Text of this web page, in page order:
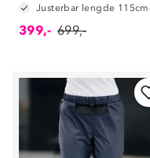
399,- 699,-